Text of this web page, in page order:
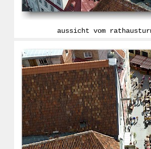
aussicht vom